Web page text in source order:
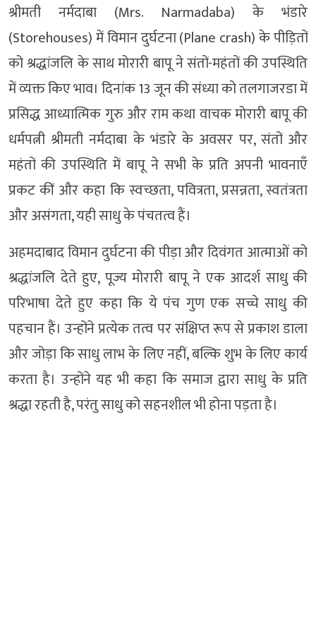
श्रीमती नर्मदाबा (Mrs. Narmadaba) के भंडारे
(Storehouses) में विमान दुर्घटना (Plane crash) के पीड़ितों
को श्रद्धांजलि के साथ मोरारी बापू ने संतों-महंतों की उपस्थिति
में व्यक्त किए भाव। दिनांक 13 जून की संध्या को तलगाजरडा में
प्रसिद्ध आध्यात्मिक गुरु और राम कथा वाचक मोरारी बापू की
धर्मपत्नी श्रीमती नर्मदाबा के भंडारे के अवसर पर, संतों और
महंतों की उपस्थिति में बापू ने सभी के प्रति अपनी भावनाएँ
प्रकट कीं और कहा कि स्वच्छता, पवित्रता, प्रसन्नता, स्वतंत्रता
और असंगता, यही साधु के पंचतत्व हैं।
अहमदाबाद विमान दुर्घटना की पीड़ा और दिवंगत आत्माओं को
श्रद्धांजलि देते हुए, पूज्य मोरारी बापू ने एक आदर्श साधु की
परिभाषा देते हुए कहा कि ये पंच गुण एक सच्चे साधु की
पहचान हैं। उन्होंने प्रत्येक तत्व पर संक्षिप्त रूप से प्रकाश डाला
और जोड़ा कि साधु लाभ के लिए नहीं, बल्कि शुभ के लिए कार्य
करता है। उन्होंने यह भी कहा कि समाज द्वारा साधु के प्रति
श्रद्धा रहती है, परंतु साधु को सहनशील भी होना पड़ता है।